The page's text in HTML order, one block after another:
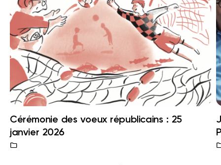
Cérémonie des voeux républicains : 25
janvier 2026